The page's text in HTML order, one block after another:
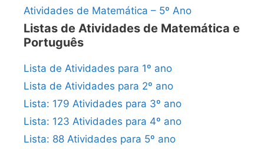
Atividades de Matemática – 5º Ano
Listas de Atividades de Matemática e
Português
Lista de Atividades para 1º ano
Lista de Atividades para 2º ano
Lista: 179 Atividades para 3º ano
Lista: 123 Atividades para 4º ano
Lista: 88 Atividades para 5º ano